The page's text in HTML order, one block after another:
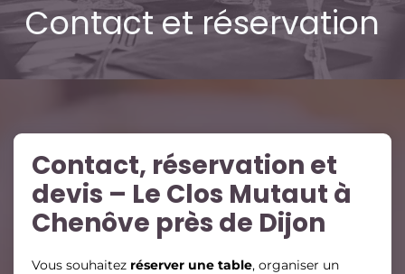
Contact et réservation
Contact, réservation et
devis – Le Clos Mutaut à
Chenôve près de Dijon
Vous souhaitez réserver une table, organiser un